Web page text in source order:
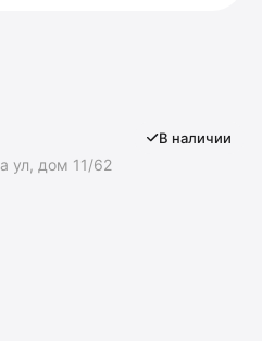
ул, дом 11/62
В наличии